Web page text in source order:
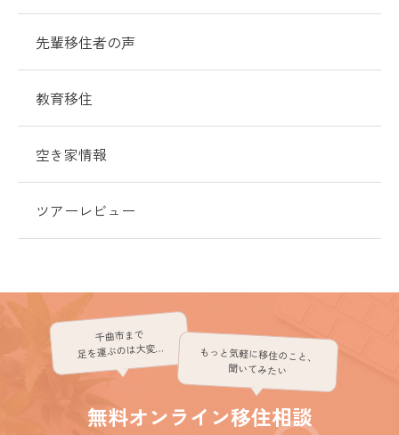
先輩移住者の声
教育移住
空き家情報
ツアーレビュー
千曲市まで
足を運ぶのは大変… もっと気軽に移住のこと、
聞いてみたい
無料オンライン移住相談